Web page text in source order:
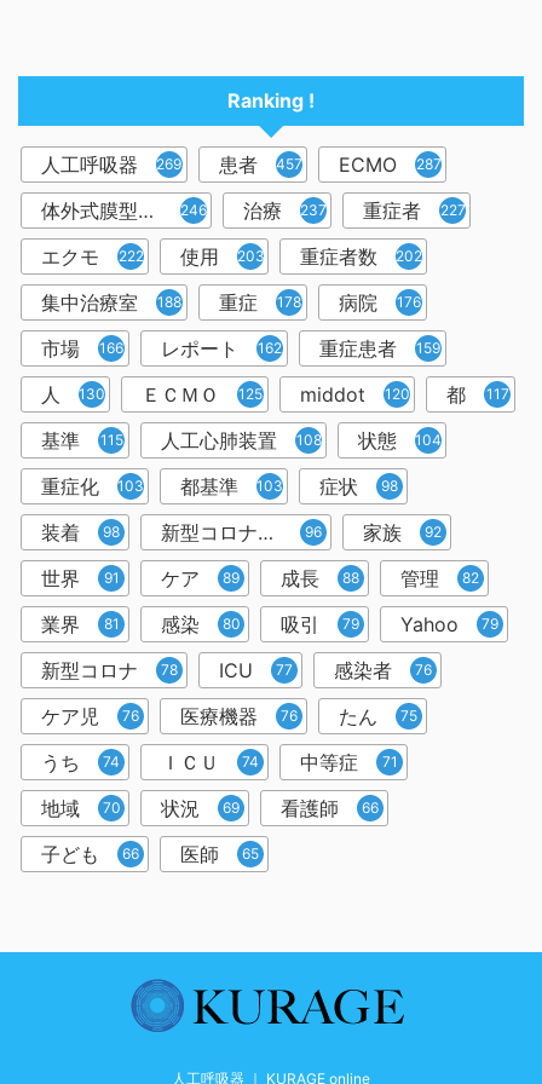
Ranking !
人工呼吸器 2698 患者 457 ECMO 287
体外式膜型人工肺 246 治療 237 重症者 227
エクモ 222 使用 203 重症者数 202
集中治療室 188 重症 178 病院 176
市場 166 レポート 162 重症患者 159
人 130 ＥＣＭＯ 125 middot 120 都 117
基準 115 人工心肺装置 108 状態 104
重症化 103 都基準 103 症状 98
装着 98 新型コロナウイルス 96 家族 92
世界 91 ケア 89 成長 88 管理 82
業界 81 感染 80 吸引 79 Yahoo 79
新型コロナ 78 ICU 77 感染者 76
ケア児 76 医療機器 76 たん 75
うち 74 ＩＣＵ 74 中等症 71
地域 70 状況 69 看護師 66
子ども 66 医師 65
人工呼吸器 ｜ KURAGE online